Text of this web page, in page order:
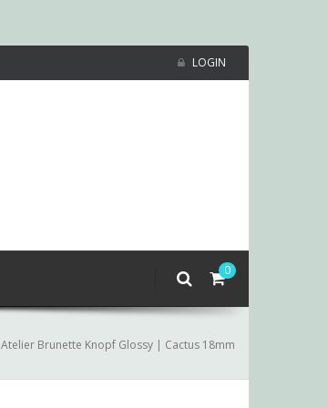
LOGIN
0
Atelier Brunette Knopf Glossy | Cactus 18mm